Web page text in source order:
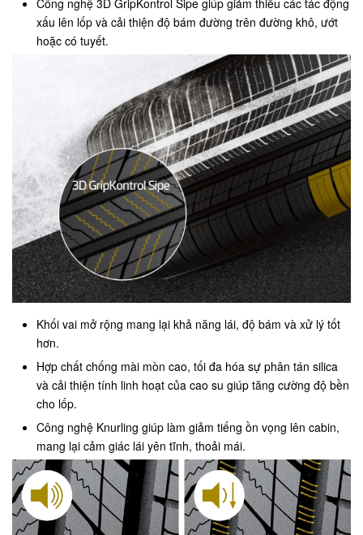
xấu lên lốp và cải thiện độ bám đường trên đường khô, ướt
hoặc có tuyết.
Khối vai mở rộng mang lại khả năng lái, độ bám và xử lý tốt
hơn.
Hợp chất chống mài mòn cao, tối đa hóa sự phân tán silica
và cải thiện tính linh hoạt của cao su giúp tăng cường độ bền
cho lốp.
Công nghệ Knurling giúp làm giảm tiếng ồn vọng lên cabin,
mang lại cảm giác lái yên tĩnh, thoải mái.